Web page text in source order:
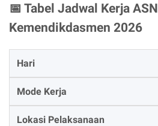
📅 Tabel Jadwal Kerja ASN
Kemendikdasmen 2026
Hari
Mode Kerja
Lokasi Pelaksanaan